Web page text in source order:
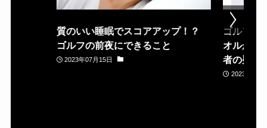
質のいい睡眠でスコアアップ！？
ゴルフの前夜にできること
2023年07月15日
ゴルフ場
オルが置
者の疑問
2023年05月